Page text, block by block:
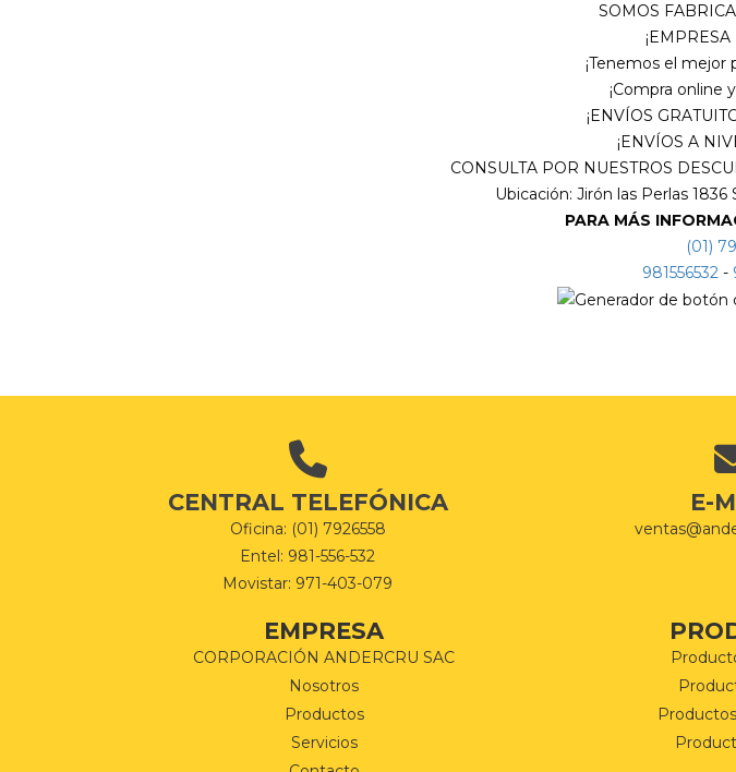
SOMOS
¡Tenemos el mejor
¡Compra online
¡ENVÍOS
¡ENVÍOS A
CONSULTA POR NUESTROS
Ubicación: Jirón las Perlas
PARA MÁS
(01)
981556532 -
CENTRAL TELEFÓNICA
Oficina: (01) 7926558
Entel: 981-556-532
Movistar: 971-403-079
E-
EMPRESA
CORPORACIÓN ANDERCRU SAC
Nosotros
Productos
Servicios